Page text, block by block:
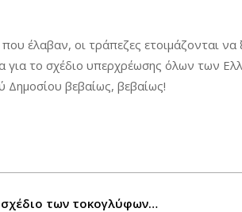
έλαβαν, οι τράπεζες ετοιμάζονται
για το σχέδιο υπερχρέωσης όλων των
Δημοσίου βεβαίως, βεβαίως!
των τοκογλύφων…